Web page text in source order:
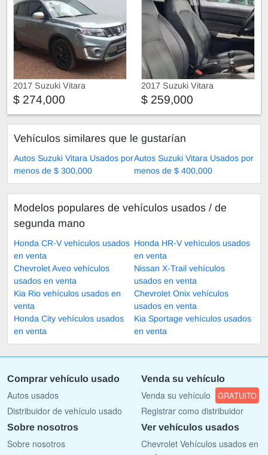
2017 Suzuki Vitara
$ 274,000
2017 Suzuki Vitara
$ 259,000
Vehículos similares que le gustarían
Autos Suzuki Vitara Usados por
menos de $ 300,000
Autos Suzuki Vitara Usados por
menos de $ 400,000
Modelos populares de vehículos usados ​​/ de
segunda mano
Honda CR-V vehículos usados
en venta
Honda HR-V vehículos usados
en venta
Chevrolet Aveo vehículos
usados en venta
Nissan X-Trail vehículos
usados en venta
Kia Rio vehículos usados en
venta
Chevrolet Onix vehículos
usados en venta
Honda City vehículos usados
en venta
Kia Sportage vehículos usados
en venta
Comprar vehículo usado
Autos usados
Distribuidor de vehículo usado
Venda su vehículo
Venda su vehículo GRATUITO
Registrar como distribuidor
Sobre nosotros
Sobre nosotros
Ver vehículos usados
Chevrolet Vehículos usados en